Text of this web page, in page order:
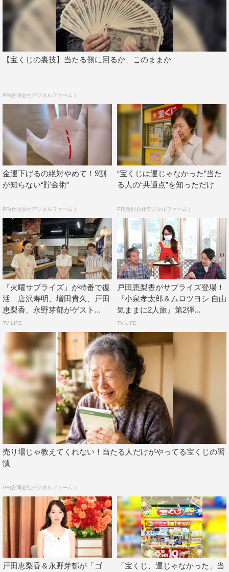
へ通い続ける事20年以上、唐沢行きつけの隠れ家イタリア
ンレストランへ。妻・山口智子の意外な趣味が明らかにな
さらに、チョコレートプラネットへのガチンコドッキリな
『火曜サプライズ復活 人気者＆人気番組大集合2時間スペ
日本テレビ系
2021年7月6日（火）後7・00～8・54
この記事の写真
DAIGO ウエンツ瑛士 唐沢寿明
増田貴久 戸田恵梨香
永野芽郁 石原良純 長嶋一茂
【宝くじの裏技】当たる側に回るか、このままか
PR(合同会社デジタルファーム )
金運下げるの絶対やめて！9割
が知らない“貯金術”
PR(合同会社デジタルファーム )
“宝くじは運じゃなかった”当た
る人の“共通点”を知っただけ
PR(合同会社デジタルファーム )
『火曜サプライズ』が特番で復
活 唐沢寿明、増田貴久、戸田
恵梨香、永野芽郁がゲスト...
TV LIFE
戸田恵梨香がサプライズ登場！
『小泉孝太郎＆ムロツヨシ 自由
気ままに2人旅』第2弾...
TV LIFE
売り場じゃ教えてくれない！当たる人だけがやってる宝くじの習
慣
PR(合同会社デジタルファーム )
戸田恵梨香＆永野芽郁が「ゴ
「宝くじ、運じゃなかった」当